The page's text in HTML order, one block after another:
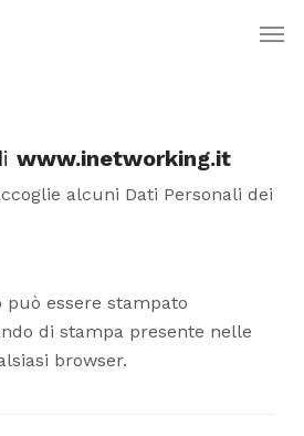
www.inetworking.it
alcuni Dati Personali dei
essere stampato
di stampa presente nelle
browser.